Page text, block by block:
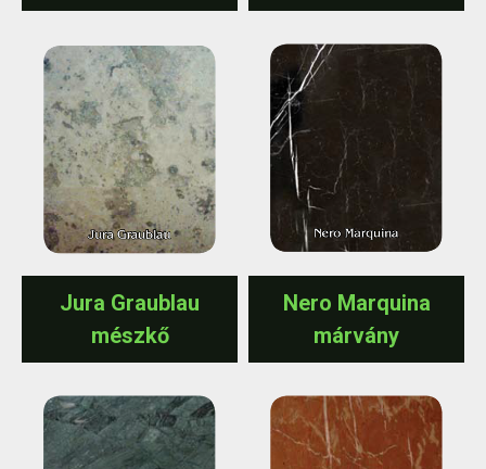
Jura Graublau
mészkő
Nero Marquina
márvány